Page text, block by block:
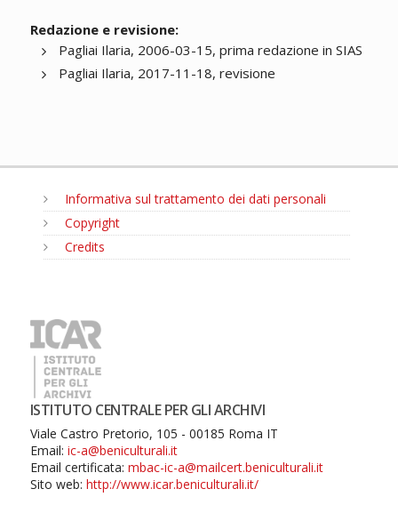
Redazione e revisione:
Pagliai Ilaria, 2006-03-15, prima redazione in SIAS
Pagliai Ilaria, 2017-11-18, revisione
Informativa sul trattamento dei dati personali
Copyright
Credits
ISTITUTO CENTRALE PER GLI ARCHIVI
Viale Castro Pretorio, 105 - 00185 Roma IT
Email: ic-a@beniculturali.it
Email certificata: mbac-ic-a@mailcert.beniculturali.it
Sito web: http://www.icar.beniculturali.it/